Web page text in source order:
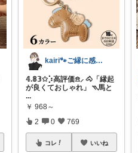
kairi🐾ご縁に感謝𓍯‍
𝟜.𝟠𝟛✩⡱高評価𖠿⸝ 🐴「縁起
が良くておしゃれ」 ⳹馬と
...
￥ 968～
2 0 769
コレ いいね